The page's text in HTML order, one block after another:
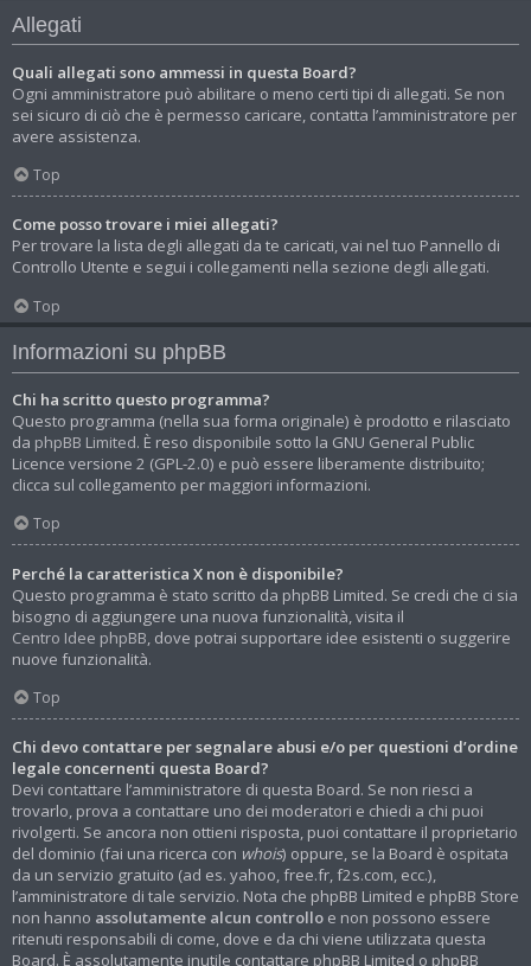
Allegati
Quali allegati sono ammessi in questa Board?
Ogni amministratore può abilitare o meno certi tipi di allegati. Se non
sei sicuro di ciò che è permesso caricare, contatta l’amministratore per
avere assistenza.
Top
Come posso trovare i miei allegati?
Per trovare la lista degli allegati da te caricati, vai nel tuo Pannello di
Controllo Utente e segui i collegamenti nella sezione degli allegati.
Top
Informazioni su phpBB
Chi ha scritto questo programma?
Questo programma (nella sua forma originale) è prodotto e rilasciato
da phpBB Limited. È reso disponibile sotto la GNU General Public
Licence versione 2 (GPL-2.0) e può essere liberamente distribuito;
clicca sul collegamento per maggiori informazioni.
Top
Perché la caratteristica X non è disponibile?
Questo programma è stato scritto da phpBB Limited. Se credi che ci sia
bisogno di aggiungere una nuova funzionalità, visita il
Centro Idee phpBB , dove potrai supportare idee esistenti o suggerire
nuove funzionalità.
Top
Chi devo contattare per segnalare abusi e/o per questioni d’ordine
legale concernenti questa Board?
Devi contattare l’amministratore di questa Board. Se non riesci a
trovarlo, prova a contattare uno dei moderatori e chiedi a chi puoi
rivolgerti. Se ancora non ottieni risposta, puoi contattare il proprietario
del dominio (fai una ricerca con whois) oppure, se la Board è ospitata
da un servizio gratuito (ad es. yahoo, free.fr, f2s.com, ecc.),
l’amministratore di tale servizio. Nota che phpBB Limited e phpBB Store
non hanno assolutamente alcun controllo e non possono essere
ritenuti responsabili di come, dove e da chi viene utilizzata questa
Board. È assolutamente inutile contattare phpBB Limited o phpBB